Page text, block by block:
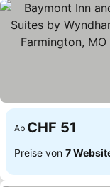
Ab CHF 51
Preise von 7